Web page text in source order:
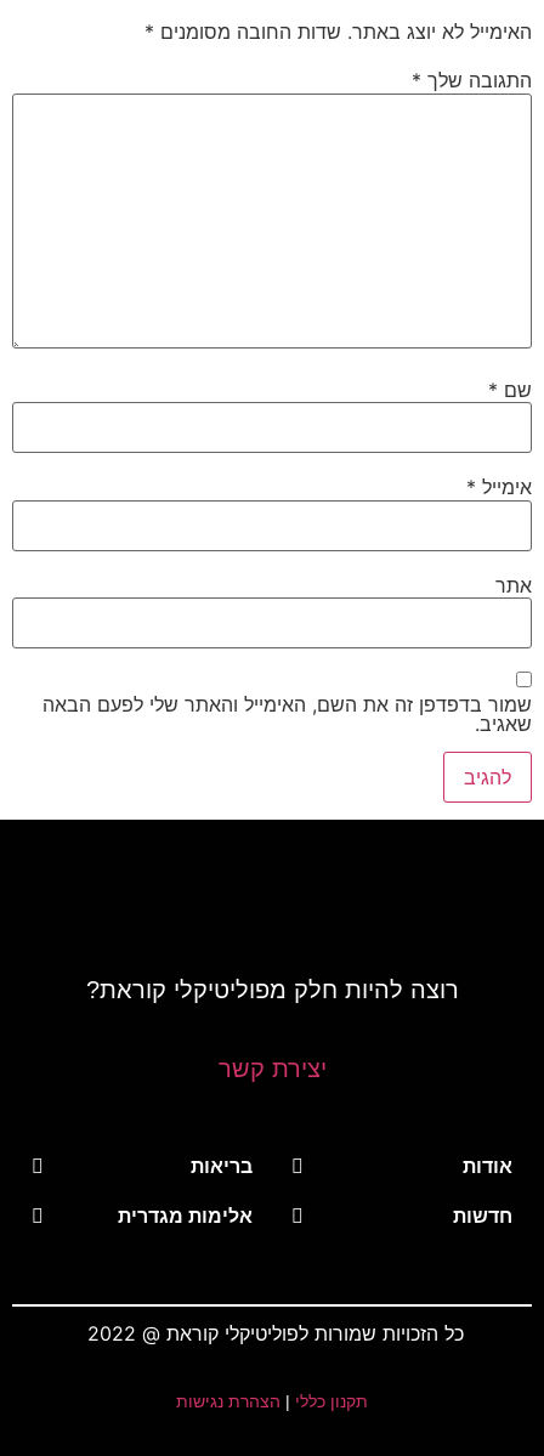
האימייל לא יוצג באתר. שדות החובה מסומנים*
התגובה שלך*
שם*
אימייל*
אתר
שמור בדפדפן זה את השם, האימייל והאתר שלי לפעם הבאה
שאגיב.
רוצה להיות חלק מפוליטיקלי קוראת?
יצירת קשר
אודות
חדשות
בריאות
אלימות מגדרית
כל הזכויות שמורות לפוליטיקלי קוראת @ 2022
תקנון כללי| הצהרת נגישות